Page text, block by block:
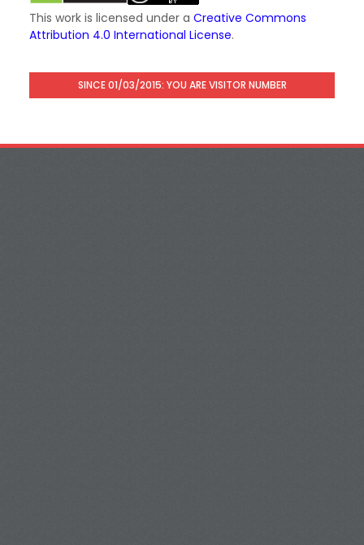
This work is licensed under a Creative Commons
Attribution 4.0 International License.
SINCE 01/03/2015: YOU ARE VISITOR NUMBER